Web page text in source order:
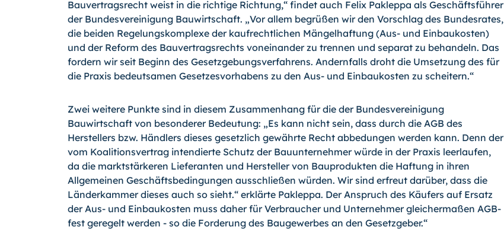
Bauvertragsrecht weist in die richtige Richtung,“ findet auch Felix Pakleppa als Ge­schäftsführer
der Bundesvereinigung Bauwirtschaft. „Vor allem begrüßen wir den Vor­schlag des Bundesrates,
die beiden Regelungskomplexe der kaufrechtlichen Mängel­haftung (Aus- und Einbaukosten)
und der Reform des Bauvertragsrechts voneinander zu trennen und separat zu behandeln. Das
fordern wir seit Beginn des Gesetzgebungs­verfahrens. Andernfalls droht die Umsetzung des für
die Praxis bedeutsamen Geset­zesvorhabens zu den Aus- und Einbaukosten zu scheitern.“
Zwei weitere Punkte sind in diesem Zusammenhang für die der Bundesvereinigung
Bauwirtschaft von besonderer Bedeutung: „Es kann nicht sein, dass durch die AGB des
Herstellers bzw. Händlers dieses gesetzlich gewährte Recht abbedungen werden kann. Denn der
vom Koalitionsvertrag intendierte Schutz der Bauunternehmer würde in der Praxis leerlaufen,
da die marktstärkeren Lieferanten und Hersteller von Bauproduk­ten die Haftung in ihren
Allgemeinen Geschäftsbedingungen ausschließen würden. Wir sind erfreut darüber, dass die
Länderkammer dieses auch so sieht.“ erklärte Pakleppa. Der Anspruch des Käufers auf Ersatz
der Aus- und Einbaukosten muss daher für Ver­braucher und Unternehmer gleichermaßen AGB-
fest geregelt werden - so die Forde­rung des Baugewerbes an den Gesetzgeber.“